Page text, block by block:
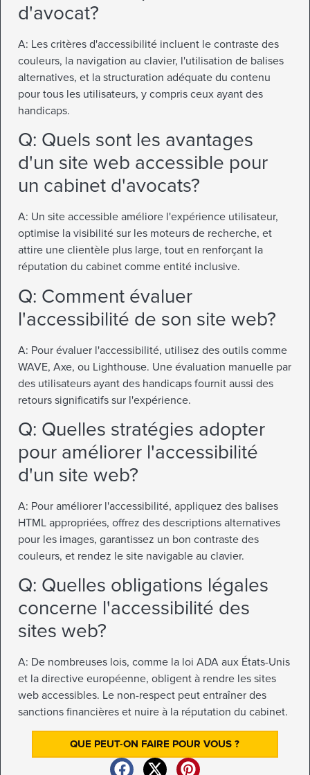
d'avocat?
A: Les critères d'accessibilité incluent le contraste des
couleurs, la navigation au clavier, l'utilisation de balises
alternatives, et la structuration adéquate du contenu
pour tous les utilisateurs, y compris ceux ayant des
handicaps.
Q: Quels sont les avantages
d'un site web accessible pour
un cabinet d'avocats?
A: Un site accessible améliore l'expérience utilisateur,
optimise la visibilité sur les moteurs de recherche, et
attire une clientèle plus large, tout en renforçant la
réputation du cabinet comme entité inclusive.
Q: Comment évaluer
l'accessibilité de son site web?
A: Pour évaluer l'accessibilité, utilisez des outils comme
WAVE, Axe, ou Lighthouse. Une évaluation manuelle par
des utilisateurs ayant des handicaps fournit aussi des
retours significatifs sur l'expérience.
Q: Quelles stratégies adopter
pour améliorer l'accessibilité
d'un site web?
A: Pour améliorer l'accessibilité, appliquez des balises
HTML appropriées, offrez des descriptions alternatives
pour les images, garantissez un bon contraste des
couleurs, et rendez le site navigable au clavier.
Q: Quelles obligations légales
concerne l'accessibilité des
sites web?
A: De nombreuses lois, comme la loi ADA aux États-Unis
et la directive européenne, obligent à rendre les sites
web accessibles. Le non-respect peut entraîner des
sanctions financières et nuire à la réputation du cabinet.
QUE PEUT-ON FAIRE POUR VOUS ?